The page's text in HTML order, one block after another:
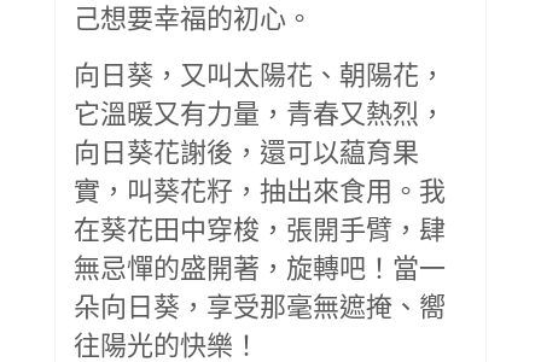
己想要幸福的初心。
向日葵，又叫太陽花、朝陽花，
它溫暖又有力量，青春又熱烈，
向日葵花謝後，還可以藴育果
實，叫葵花籽，抽出來食用。我
在葵花田中穿梭，張開手臂，肆
無忌憚的盛開著，旋轉吧！當一
朵向日葵，享受那毫無遮掩、嚮
往陽光的快樂！